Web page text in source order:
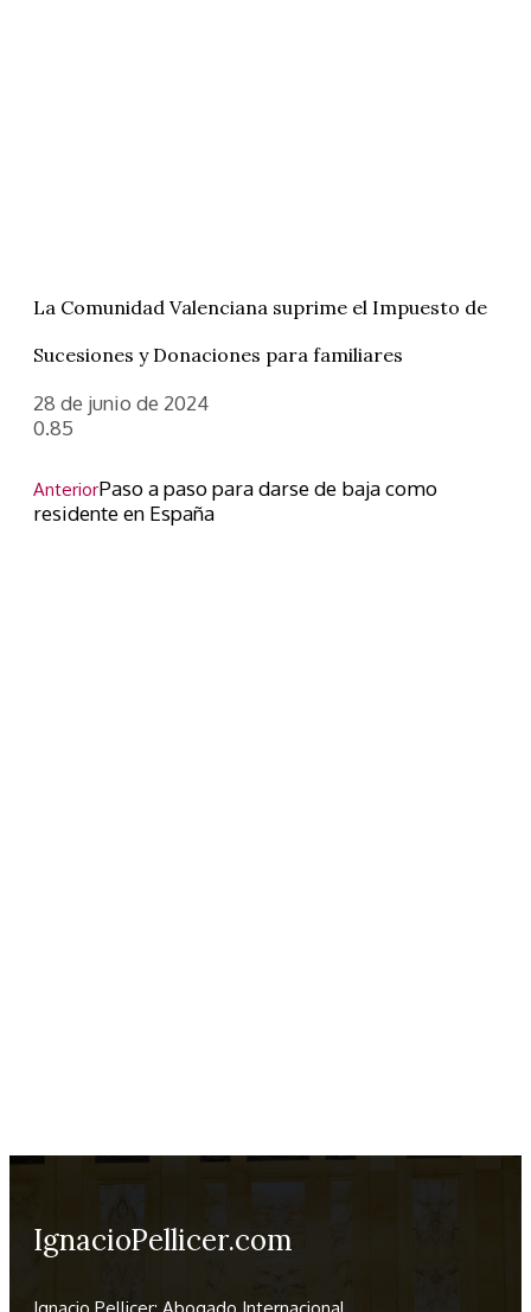
La Comunidad Valenciana suprime el Impuesto de
Sucesiones y Donaciones para familiares
28 de junio de 2024
AnteriorPaso a paso para darse de baja como
residente en España
IgnacioPellicer.com